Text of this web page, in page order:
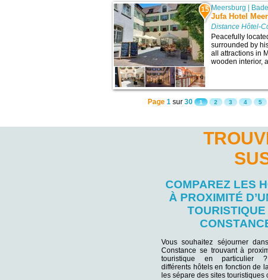
15 Meersburg
Jufa Hotel
Distance Hôtel-
Peacefully
surrounded by
all attractions in
wooden interior,
Page 1 sur30 1 2 3 4 5
COMPAREZ LES
À PROXIMITÉ
TOURISTIQUE
Vous souhaitez séjourner
Constance se trouvant à
touristique en particulier
différents hôtels en fonction de
les sépare des sites touristiques